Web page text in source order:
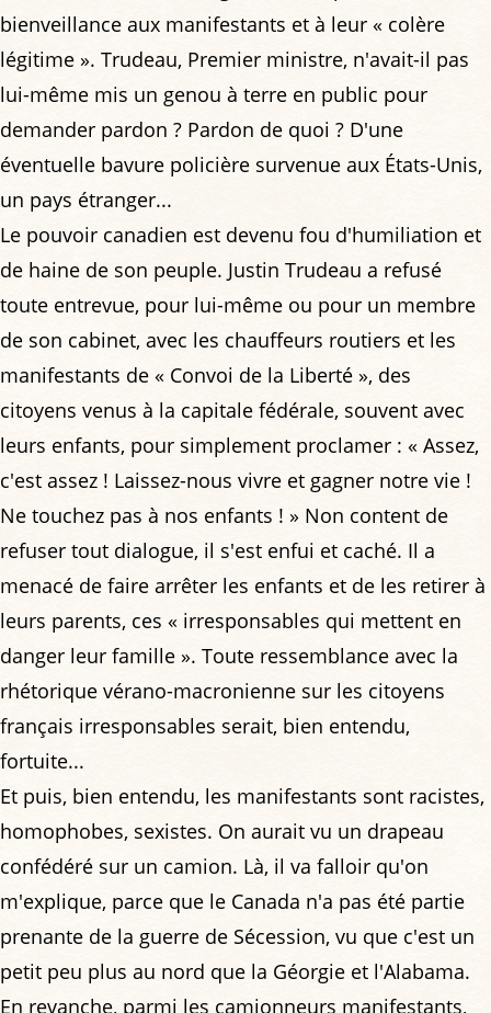
bienveillance aux manifestants et à leur « colère
légitime ». Trudeau, Premier ministre, n'avait-il pas
lui-même mis un genou à terre en public pour
demander pardon ? Pardon de quoi ? D'une
éventuelle bavure policière survenue aux États-Unis,
un pays étranger...
Le pouvoir canadien est devenu fou d'humiliation et
de haine de son peuple. Justin Trudeau a refusé
toute entrevue, pour lui-même ou pour un membre
de son cabinet, avec les chauffeurs routiers et les
manifestants de « Convoi de la Liberté », des
citoyens venus à la capitale fédérale, souvent avec
leurs enfants, pour simplement proclamer : « Assez,
c'est assez ! Laissez-nous vivre et gagner notre vie !
Ne touchez pas à nos enfants ! » Non content de
refuser tout dialogue, il s'est enfui et caché. Il a
menacé de faire arrêter les enfants et de les retirer à
leurs parents, ces « irresponsables qui mettent en
danger leur famille ». Toute ressemblance avec la
rhétorique vérano-macronienne sur les citoyens
français irresponsables serait, bien entendu,
fortuite...
Et puis, bien entendu, les manifestants sont racistes,
homophobes, sexistes. On aurait vu un drapeau
confédéré sur un camion. Là, il va falloir qu'on
m'explique, parce que le Canada n'a pas été partie
prenante de la guerre de Sécession, vu que c'est un
petit peu plus au nord que la Géorgie et l'Alabama.
En revanche, parmi les camionneurs manifestants,